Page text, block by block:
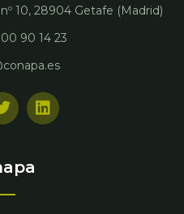
10, 28904 Getafe (Madrid)
90 14 23
T
w
t
r
L
i